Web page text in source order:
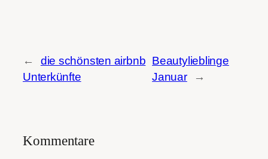
←
die schönsten airbnb
Unterkünfte
Beautylieblinge
Januar
→
Kommentare